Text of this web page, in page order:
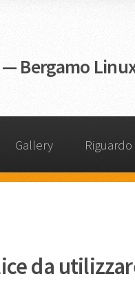
— Bergamo
Gallery Riguardo
da